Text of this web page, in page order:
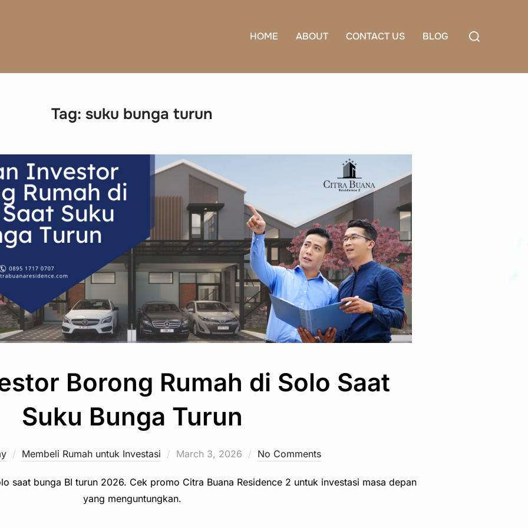
HOME ABOUT CONTACT US BLOG
Search
Tag: suku bunga turun
Borong Rumah di Solo Saat
Suku Bunga Turun
Membeli Rumah untuk Investasi
Posted
March 3, 2026 No Comments
saat bunga BI turun 2026. Cek promo Citra Buana Residence 2 untuk investasi masa depan
yang menguntungkan.